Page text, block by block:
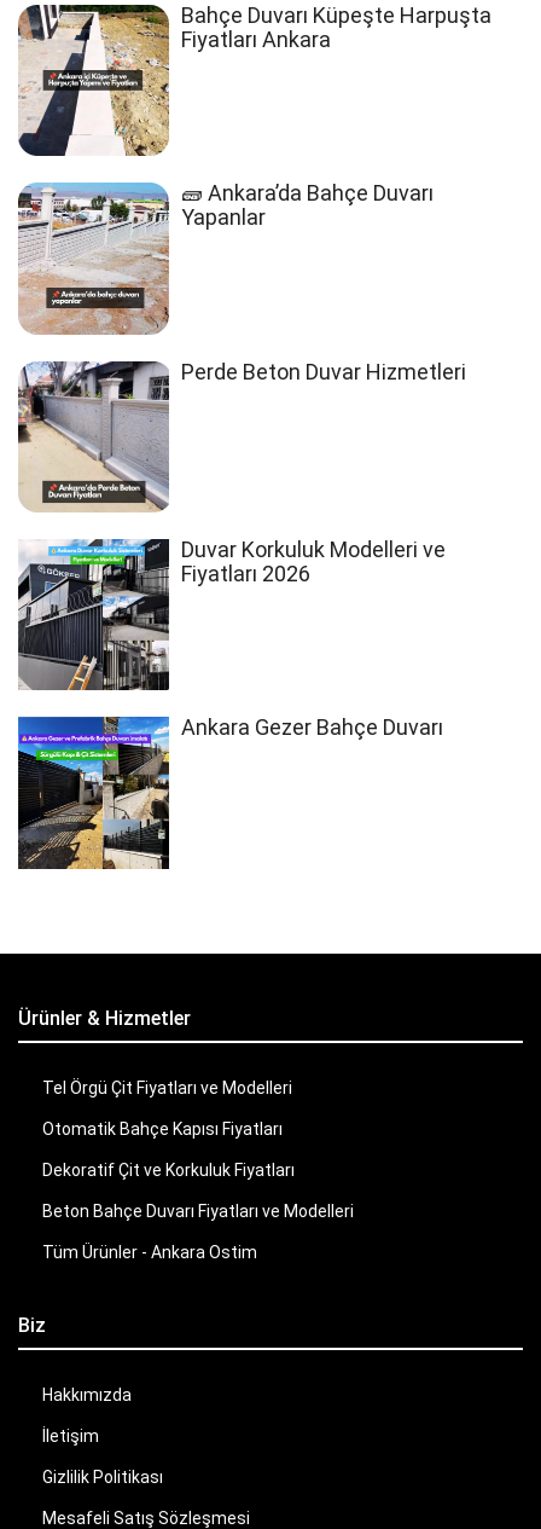
Bahçe Duvarı Küpeşte Harpuşta
Fiyatları Ankara
🧱 Ankara’da Bahçe Duvarı
Yapanlar
Perde Beton Duvar Hizmetleri
Duvar Korkuluk Modelleri ve
Fiyatları 2026
Ankara Gezer Bahçe Duvarı
Ürünler & Hizmetler
Tel Örgü Çit Fiyatları ve Modelleri
Otomatik Bahçe Kapısı Fiyatları
Dekoratif Çit ve Korkuluk Fiyatları
Beton Bahçe Duvarı Fiyatları ve Modelleri
Tüm Ürünler - Ankara Ostim
Biz
Hakkımızda
İletişim
Gizlilik Politikası
Mesafeli Satış Sözleşmesi